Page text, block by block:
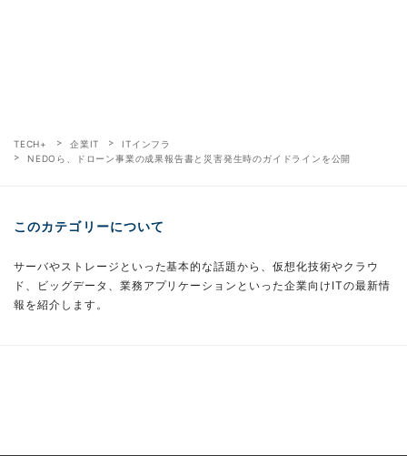
TECH+ 企業IT
ITインフラ
NEDOら、ドローン事業の成果報告書と災害発生時のガイドラインを公開
このカテゴリーについて
サーバやストレージといった基本的な話題から、仮想化技術やクラウ
ド、ビッグデータ、業務アプリケーションといった企業向けITの最新情
報を紹介します。